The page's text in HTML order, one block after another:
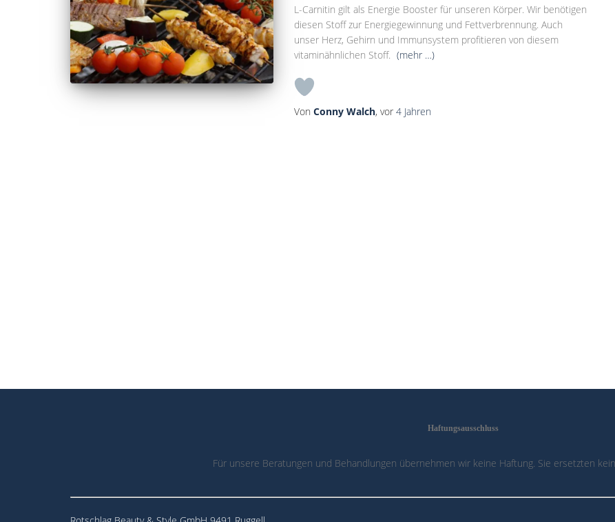
L-Carnitin gilt als Energie Booster für unseren Körper. Wir benötigen
diesen Stoff zur Energiegewinnung und Fettverbrennung. Auch
unser Herz, Gehirn und Immunsystem profitieren von diesem
vitaminähnlichen Stoff. (mehr …)
Von Conny Walch, vor 4 Jahren
Haftungsausschluss
Für unsere Beratungen und Behandlungen übernehmen wir keine Haftung. Sie ersetzten